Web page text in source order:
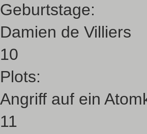
Geburtstage:
Damien de Villiers
10
Plots:
Angriff auf ein
11